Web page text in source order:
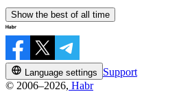
Show the best of all time
Language settings
Support
© 2006–2026, Habr